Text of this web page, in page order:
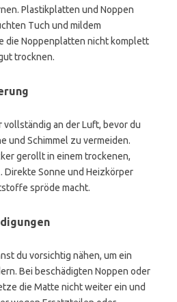
Plastikplatten und Noppen
Tuch und mildem
die Noppenplatten nicht komplett
trocknen.
vollständig an der Luft, bevor du
und Schimmel zu vermeiden.
gerollt in einem trockenen,
Sonne und Heizkörper
spröde macht.
du vorsichtig nähen, um ein
Bei beschädigten Noppen oder
die Matte nicht weiter ein und